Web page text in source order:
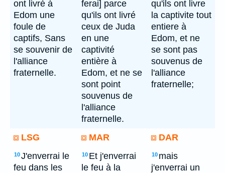
ont livré à
Edom une
foule de
captifs, Sans
se souvenir de
l'alliance
fraternelle.
ferai] parce
qu'ils ont livré
ceux de Juda
en une
captivité
entière à
Edom, et ne se
sont point
souvenus de
l'alliance
fraternelle.
qu'ils ont livre
la captivite tout
entiere à
Edom, et ne
se sont pas
souvenus de
l'alliance
fraternelle;
LSG MAR DAR
10J'enverrai le
feu dans les
10 Et j'enverrai
le feu à la
10 mais
j'enverrai un